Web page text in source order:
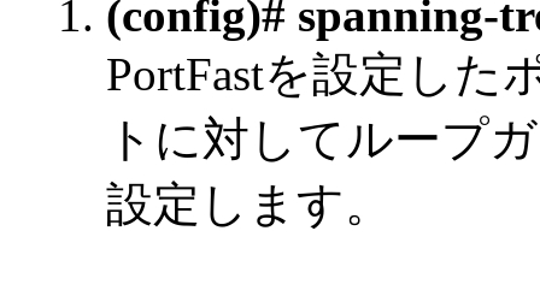
(config)# spanning-
PortFastを設定した
トに対してループ
設定します。